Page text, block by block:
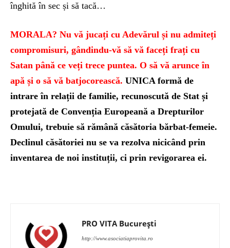
înghită în sec și să tacă…
MORALA? Nu vă jucați cu Adevărul și nu admiteți
compromisuri, gândindu-vă să vă faceți frați cu
Satan până ce veți trece puntea. O să vă arunce în
apă și o să vă batjocorească. UNICA formă de
intrare în relații de familie, recunoscută de Stat și
protejată de Convenția Europeană a Drepturilor
Omului, trebuie să rămână căsătoria bărbat-femeie.
Declinul căsătoriei nu se va rezolva nicicând prin
inventarea de noi instituții, ci prin revigorarea ei.
PRO VITA București
http://www.asociatiaprovita.ro